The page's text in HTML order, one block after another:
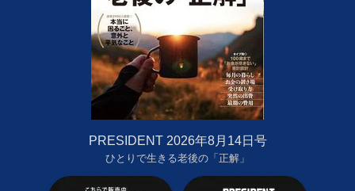
PRESIDENT 2026年8月14日号
ひとりで生きる老後の「正解」